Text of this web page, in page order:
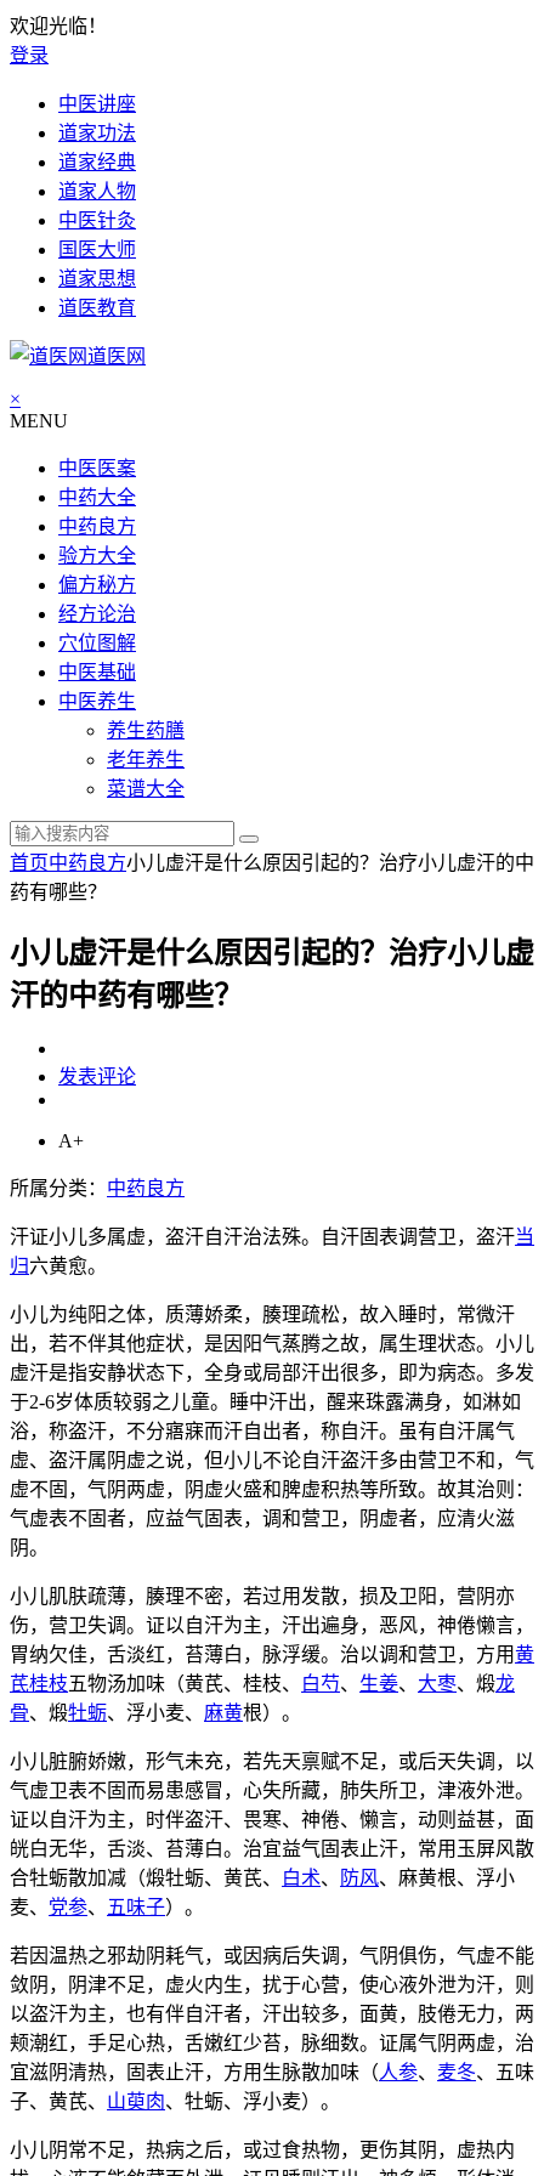
欢迎光临！
登录
中医讲座
道家功法
道家经典
道家人物
中医针灸
国医大师
道家思想
道医教育
道医网
×
MENU
中医医案
中药大全
中药良方
验方大全
偏方秘方
经方论治
穴位图解
中医基础
中医养生
养生药膳
老年养生
菜谱大全
首页中药良方小儿虚汗是什么原因引起的？治疗小儿虚汗的中
药有哪些？
小儿虚汗是什么原因引起的？治疗小儿虚
汗的中药有哪些？
发表评论
A+
所属分类： 中药良方
汗证小儿多属虚，盗汗自汗治法殊。自汗固表调营卫，盗汗当
归六黄愈。
小儿为纯阳之体，质薄娇柔，腠理疏松，故入睡时，常微汗
出，若不伴其他症状，是因阳气蒸腾之故，属生理状态。小儿
虚汗是指安静状态下，全身或局部汗出很多，即为病态。多发
于2-6岁体质较弱之儿童。睡中汗出，醒来珠露满身，如淋如
浴，称盗汗，不分寤寐而汗自出者，称自汗。虽有自汗属气
虚、盗汗属阴虚之说，但小儿不论自汗盗汗多由营卫不和，气
虚不固，气阴两虚，阴虚火盛和脾虚积热等所致。故其治则：
气虚表不固者，应益气固表，调和营卫，阴虚者，应清火滋
阴。
小儿肌肤疏薄，腠理不密，若过用发散，损及卫阳，营阴亦
伤，营卫失调。证以自汗为主，汗出遍身，恶风，神倦懒言，
胃纳欠佳，舌淡红，苔薄白，脉浮缓。治以调和营卫，方用黄
芪桂枝五物汤加味（黄芪、桂枝、 白芍、 生姜、 大枣、煅龙
骨、煅牡蛎、浮小麦、 麻黄根）。
小儿脏腑娇嫩，形气未充，若先天禀赋不足，或后天失调，以
气虚卫表不固而易患感冒，心失所藏，肺失所卫，津液外泄。
证以自汗为主，时伴盗汗、畏寒、神倦、懒言，动则益甚，面
㿠白无华，舌淡、苔薄白。治宜益气固表止汗，常用玉屏风散
合牡蛎散加减（煅牡蛎、黄芪、
白术、 防风、麻黄根、浮小
麦、 党参、 五味子）。
若因温热之邪劫阴耗气，或因病后失调，气阴俱伤，气虚不能
敛阴，阴津不足，虚火内生，扰于心营，使心液外泄为汗，则
以盗汗为主，也有伴自汗者，汗出较多，面黄，肢倦无力，两
颊潮红，手足心热，舌嫩红少苔，脉细数。证属气阴两虚，治
宜滋阴清热，固表止汗，方用生脉散加味（人参、 麦冬、五味
子、黄芪、 山萸肉、牡蛎、浮小麦）。
小儿阴常不足，热病之后，或过食热物，更伤其阴，虚热内